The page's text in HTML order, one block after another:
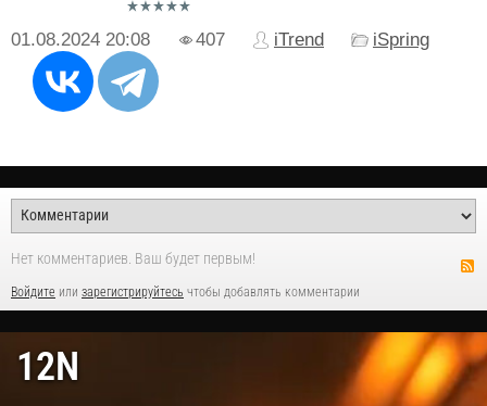
01.08.2024 20:08 407 iTrend iSpring
Нет комментариев. Ваш будет первым!
Войдите или зарегистрируйтесь чтобы добавлять комментарии
12N